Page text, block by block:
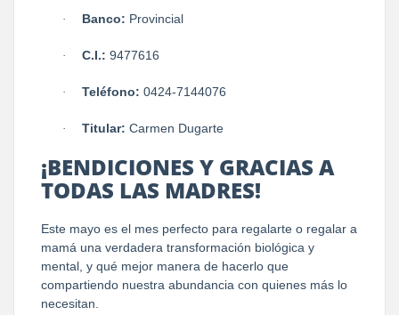
· Banco: Provincial
· C.I.: 9477616
· Teléfono: 0424-7144076
· Titular: Carmen Dugarte
¡BENDICIONES Y GRACIAS A
TODAS LAS MADRES!
Este mayo es el mes perfecto para regalarte o regalar a
mamá una verdadera transformación biológica y
mental, y qué mejor manera de hacerlo que
compartiendo nuestra abundancia con quienes más lo
necesitan.